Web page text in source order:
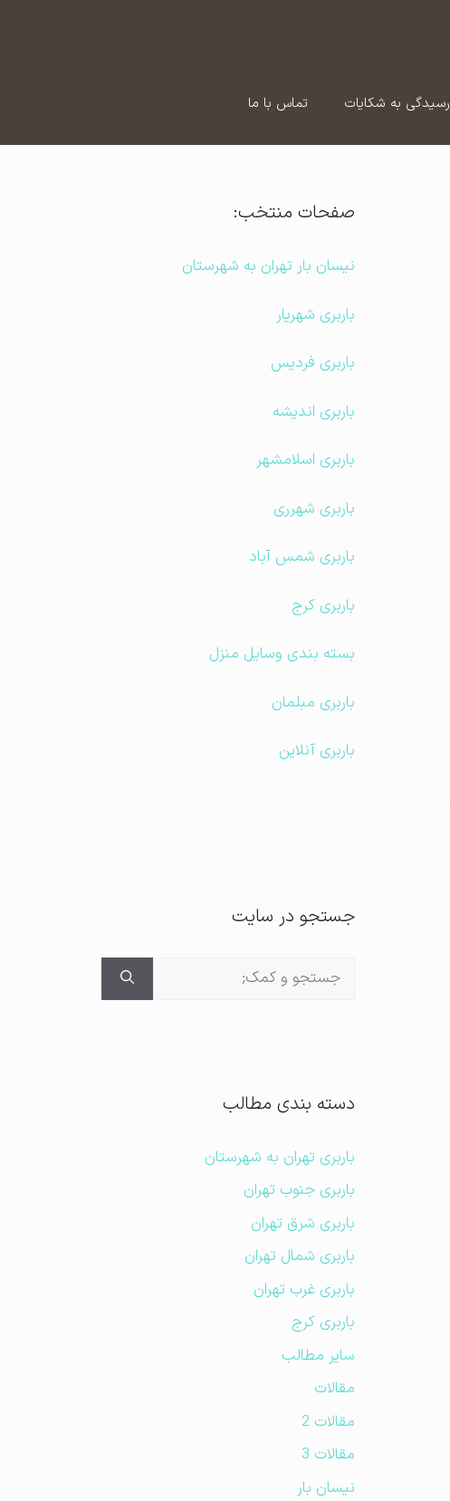
رسیدگی به شکایات تماس با ما
صفحات منتخب:
نیسان بار تهران به شهرستان
باربری شهریار
باربری فردیس
باربری اندیشه
باربری اسلامشهر
باربری شهرری
باربری شمس آباد
باربری کرج
بسته بندی وسایل منزل
باربری مبلمان
باربری آنلاین
جستجو در سایت
جستجوی
دسته بندی مطالب
باربری تهران به شهرستان
باربری جنوب تهران
باربری شرق تهران
باربری شمال تهران
باربری غرب تهران
باربری کرج
سایر مطالب
مقالات
مقالات 2
مقالات 3
نیسان بار